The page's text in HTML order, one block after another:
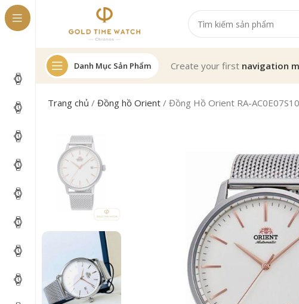
Danh Mục Sản Phẩm Create your first navigation
Trang chủ /Đồng hồ Orient /Đồng Hồ Orient RA-